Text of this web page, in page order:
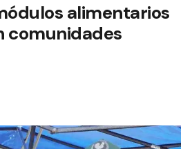
alimentarios
comunidades